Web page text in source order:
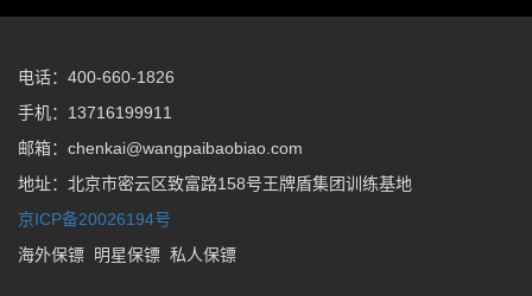
电话：400-660-1826
手机：13716199911
邮箱：chenkai@wangpaibaobiao.com
地址：北京市密云区致富路158号王牌盾集团训练基地
京ICP备20026194号
海外保镖
明星保镖 私人保镖